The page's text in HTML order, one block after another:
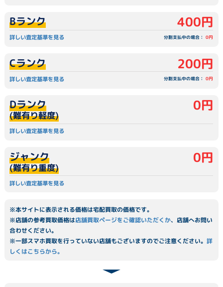
詳しい査定基準を見る
Bランク 400円
分割支払中の場合：0円
詳しい査定基準を見る
Cランク 200円
分割支払中の場合：0円
詳しい査定基準を見る
Dランク
(難有り軽度)
0円
詳しい査定基準を見る
ジャンク
(難有り重度)
0円
※本サイトに表示される価格は宅配買取の価格です。
※店舗の参考買取価格は店舗買取ページをご確認いただくか、店舗へお問い
合わせください。
※一部スマホ買取を行っていない店舗もございますのでご注意ください。詳
しくはこちらから。